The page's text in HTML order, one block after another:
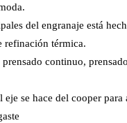
del engranaje está
refinación térmica.
continuo,
eje se hace del cooper para